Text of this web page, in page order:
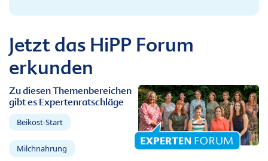
Jetzt das HiPP Forum
erkunden
Zu diesen Themenbereichen
gibt es Expertenratschläge
Beikost-Start
Milchnahrung